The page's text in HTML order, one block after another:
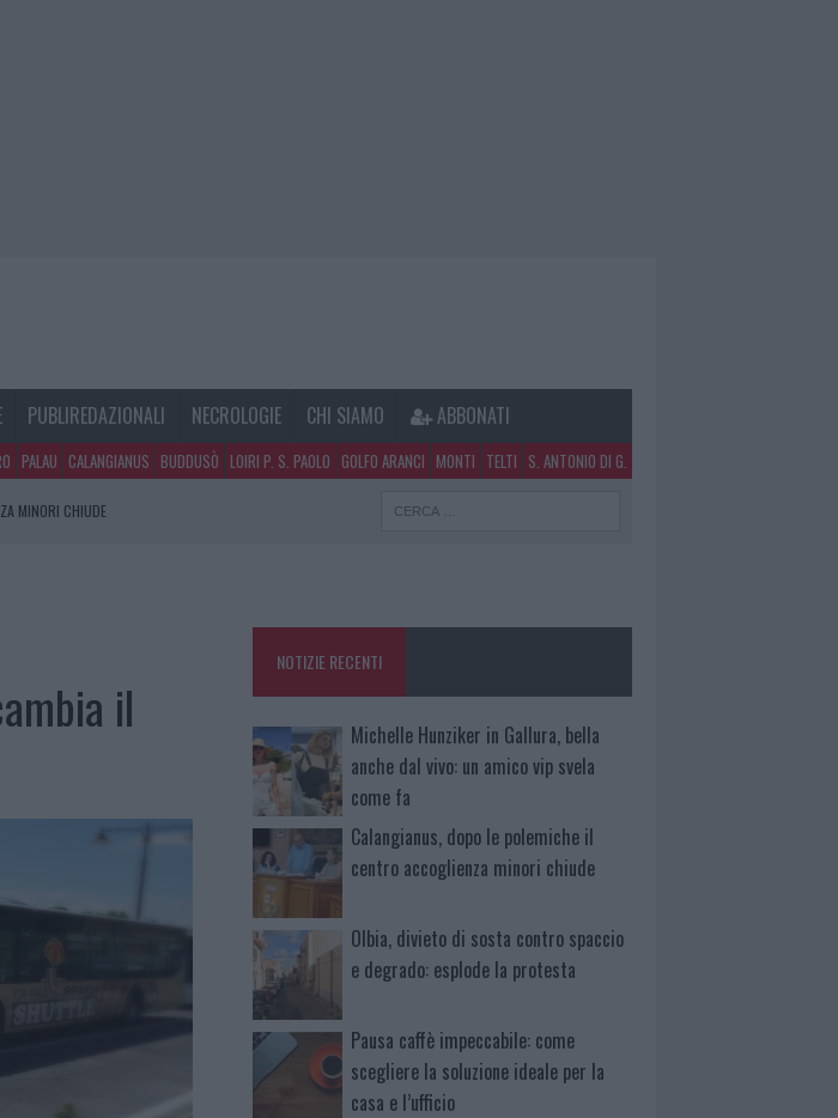
PUBLIREDAZIONALI NECROLOGIE CHI SIAMO ABBONATI
PALAU CALANGIANUS BUDDUSÒ LOIRI P. S. PAOLO GOLFO ARANCI MONTI TELTI S. ANTONIO DI G.
MINORI CHIUDE
il
NOTIZIE RECENTI
Michelle Hunziker in Gallura, bella
anche dal vivo: un amico vip svela
come fa
Calangianus, dopo le polemiche il
centro accoglienza minori chiude
Olbia, divieto di sosta contro spaccio
e degrado: esplode la protesta
Pausa caffè impeccabile: come
scegliere la soluzione ideale per la
casa e l’ufficio